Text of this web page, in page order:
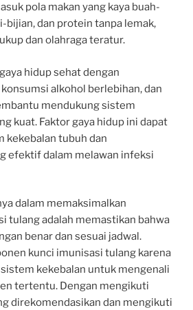
pola makan yang kaya buah-
bijian, dan protein tanpa lemak,
dan olahraga teratur.
hidup sehat dengan
alkohol berlebihan, dan
mendukung sistem
kuat. Faktor gaya hidup ini dapat
kekebalan tubuh dan
efektif dalam melawan infeksi
dalam memaksimalkan
tulang adalah memastikan bahwa
benar dan sesuai jadwal.
kunci imunisasi tulang karena
kekebalan untuk mengenali
tertentu. Dengan mengikuti
direkomendasikan dan mengikuti